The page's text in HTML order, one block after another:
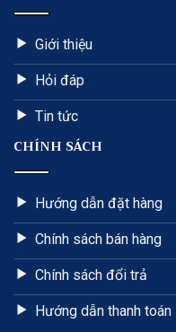
Giới thiệu
Hỏi đáp
Tin tức
CHÍNH SÁCH
Hướng dẫn đặt hàng
Chính sách bán hàng
Chính sách đổi trả
Hướng dẫn thanh toán